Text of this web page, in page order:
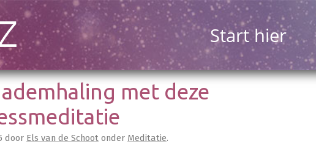
Start hier
met deze
door Els van de Schoot onder Meditatie.